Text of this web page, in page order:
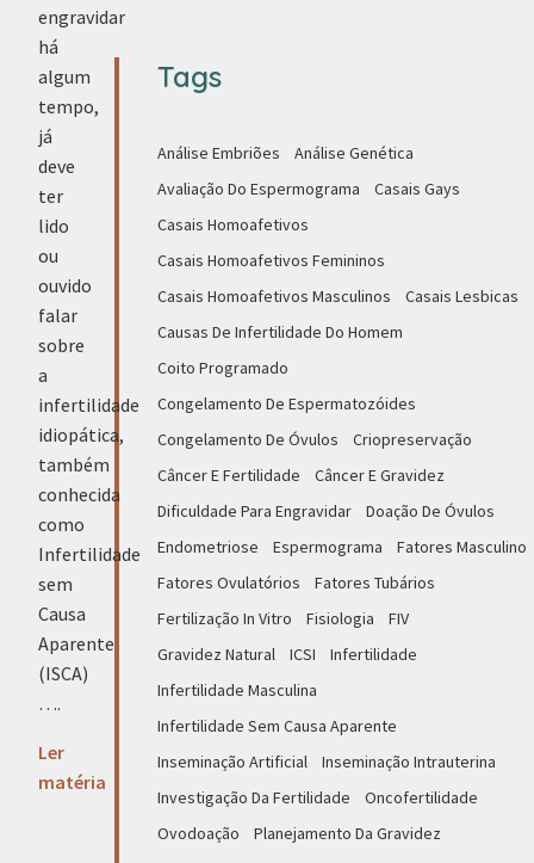
engravidar
há
algum
tempo,
já
deve
ter
lido
ou
ouvido
falar
sobre
a
infertilidade
idiopática,
também
conhecida
como
Infertilidade
sem
Causa
Aparente
(ISCA)
….
Ler
matéria
Tags
Análise Embriões
Análise Genética
Avaliação Do Espermograma
Casais Gays
Casais Homoafetivos
Casais Homoafetivos Femininos
Casais Homoafetivos Masculinos
Casais Lesbicas
Causas De Infertilidade Do Homem
Coito Programado
Congelamento De Espermatozóides
Congelamento De Óvulos
Criopreservação
Câncer E Fertilidade
Câncer E Gravidez
Dificuldade Para Engravidar
Doação De Óvulos
Endometriose
Espermograma
Fatores Masculino
Fatores Ovulatórios
Fatores Tubários
Fertilização In Vitro
Fisiologia
FIV
Gravidez Natural
ICSI
Infertilidade
Infertilidade Masculina
Infertilidade Sem Causa Aparente
Inseminação Artificial
Inseminação Intrauterina
Investigação Da Fertilidade
Oncofertilidade
Ovodoação
Planejamento Da Gravidez